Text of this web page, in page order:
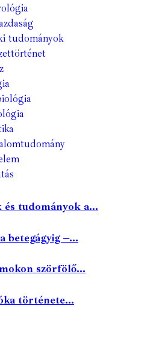
tudományok
és tudományok a...
betegágyig –...
szörfölő...
története...